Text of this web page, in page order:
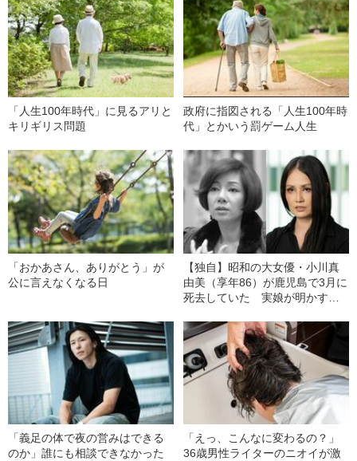
「人生100年時代」に見るアリと
キリギリス問題
政府に指図される「人生100年時
代」とかいう罰ゲーム人生
「おかあさん、ありがとう」が
公に言えなくなる日
【独自】昭和の大女優・小川真
由美（享年86）が鹿児島で3月に
死去していた 実娘が明かす
「義足の体で夜の営みはできる
のか」誰にも相談できなかった
「えっ、こんなに変わるの？」
36歳男性ライターのニオイが激